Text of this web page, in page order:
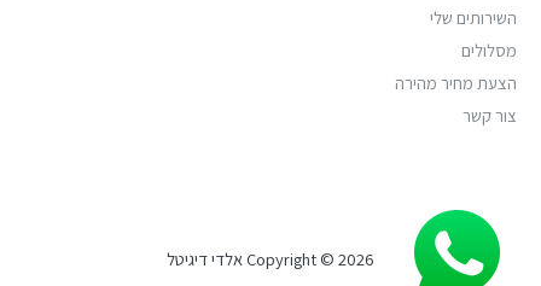
השירותים שלי
מסלולים
הצעת מחיר מהירה
צור קשר
Copyright © 2026 אלדי דיגיטל